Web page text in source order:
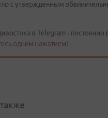
с утвержденным
в Telegram - постоянно
одним нажатием!